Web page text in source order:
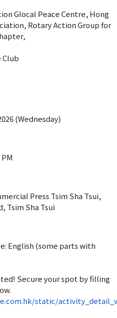
Glocal Peace Centre, Hong
Rotary Action Group for
Club
(Wednesday)
Press Tsim Sha Tsui,
Tsim Sha Tsui
English (some parts with
Secure your spot by filling
static/